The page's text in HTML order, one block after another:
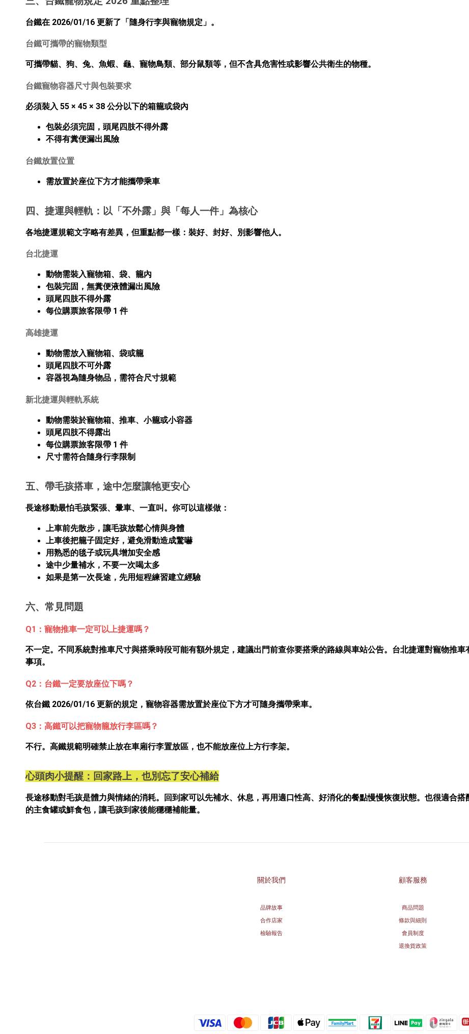
台鐵在 2026/01/16 更新了「隨身行李與寵物規定」。
台鐵可攜帶的寵物類型
可攜帶貓、狗、兔、魚蝦、龜、寵物鳥類、部分鼠類等，但不含具危害性或影響公共衛生的物種。
台鐵寵物容器尺寸與包裝要求
必須裝入 55 × 45 × 38 公分以下的箱籠或袋內
包裝必須完固，頭尾四肢不得外露
不得有糞便漏出風險
台鐵放置位置
需放置於座位下方才能攜帶乘車
四、捷運與輕軌：以「不外露」與「每人一件」為核心
各地捷運規範文字略有差異，但重點都一樣： 裝好、封好、別影響他人。
台北捷運
動物需裝入寵物箱、袋、籠內
包裝完固，無糞便液體漏出風險
頭尾四肢不得外露
每位購票旅客限帶 1 件
高雄捷運
動物需放入寵物箱、袋或籠
頭尾四肢不可外露
容器視為隨身物品，需符合尺寸規範
新北捷運與輕軌系統
動物需裝於寵物箱、推車、小籠或小容器
頭尾四肢不得露出
每位購票旅客限帶 1 件
尺寸需符合隨身行李限制
五、帶毛孩搭車，途中怎麼讓牠更安心
長途移動最怕毛孩緊張、暈車、一直叫。你可以這樣做：
上車前先散步，讓毛孩放鬆心情與身體
上車後把籠子固定好，避免滑動造成驚嚇
用熟悉的毯子或玩具增加安全感
途中少量補水，不要一次喝太多
如果是第一次長途，先用短程練習建立經驗
六、常見問題
Q1：寵物推車一定可以上捷運嗎？
不一定。不同系統對推車尺寸與搭乘時段可能有額外規定，建議出門前查你要搭乘的路線與車站公告。台北捷運對寵物推車
事項。
Q2：台鐵一定要放座位下嗎？
依台鐵 2026/01/16 更新的規定，寵物容器需放置於座位下方才可隨身攜帶乘車。
Q3：高鐵可以把寵物籠放行李區嗎？
不行。高鐵規範明確禁止放在車廂行李置放區，也不能放座位上方行李架。
心頭肉小提醒：回家路上，也別忘了安心補給
長途移動對毛孩是體力與情緒的消耗。回到家可以先補水、休息，再用適口性高、好消化的餐點慢慢恢復狀態。也很適合搭
的主食罐或鮮食包，讓毛孩到家後能穩穩補能量。
關於我們
品牌故事
合作店家
檢驗報告
顧客服務
商品問題
條款與細則
會員制度
退換貨政策